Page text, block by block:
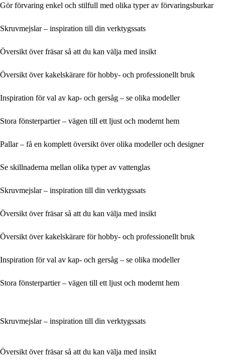
Gör förvaring enkel och stilfull med olika typer av förvaringsburkar
Skruvmejslar – inspiration till din verktygssats
Översikt över fräsar så att du kan välja med insikt
Översikt över kakelskärare för hobby- och professionellt bruk
Inspiration för val av kap- och gersåg – se olika modeller
Stora fönsterpartier – vägen till ett ljust och modernt hem
Pallar – få en komplett översikt över olika modeller och designer
Se skillnaderna mellan olika typer av vattenglas
Skruvmejslar – inspiration till din verktygssats
Översikt över fräsar så att du kan välja med insikt
Översikt över kakelskärare för hobby- och professionellt bruk
Inspiration för val av kap- och gersåg – se olika modeller
Stora fönsterpartier – vägen till ett ljust och modernt hem
Skruvmejslar – inspiration till din verktygssats
Översikt över fräsar så att du kan välja med insikt